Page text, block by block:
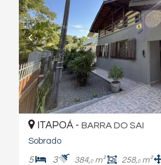
ITAPOÁ - BARRA DO SAI
Sobrado
5 3 384,0m² 258,0m²